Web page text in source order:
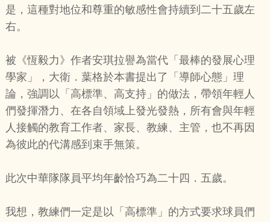
是，這種對地位和尊重的敏感性會持續到二十五歲左
右。
被《恆毅力》作者安琪拉譽為當代「最棒的發展心理
學家」，大衛．葉格於本書提出了「導師心態」理
論，強調以「高標準、高支持」的做法，帶領年輕人
們發揮潛力、在各自領域上發光發熱，所有會與年輕
人接觸的教育工作者、家長、教練、主管，也不再因
為彼此的代溝感到束手無策。
此次中華隊隊員平均年齡恰巧為二十四．五歲。
我想，教練們一定是以「高標準」的方式要求球員們